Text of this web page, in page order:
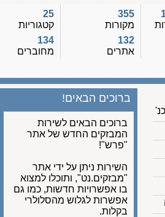
355
מקורות
132
אתרים
קטגוריות
134
מחוברים
ברוכים הבאים!
ברוכים הבאים לשירות
המבזקים החדש של אתר
"פרש"!
השירות ניתן על ידי אתר
"מבזקים.נט", ותוכלו למצוא
בו אפשרויות חדשות, כמו גם
אפשרות לגלוש מהסלולרי
בקלות.